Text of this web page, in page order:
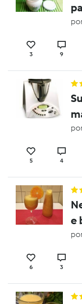
3 9
5 4
e
6 3